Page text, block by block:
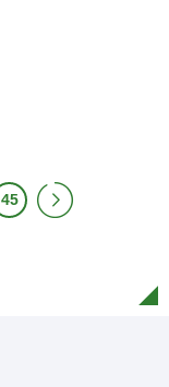
45